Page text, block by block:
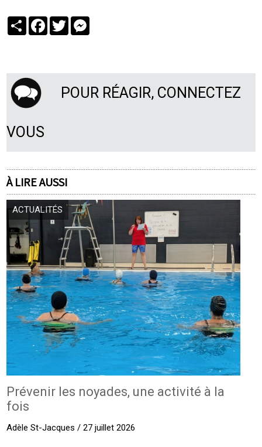
PartagerFacebook
Twitter
POUR RÉAGIR, CONNECTEZ
VOUS
À LIRE AUSSI
ACTUALITÉS
Prévenir les noyades, une activité à la
fois
Adèle St-Jacques / 27 juillet 2026